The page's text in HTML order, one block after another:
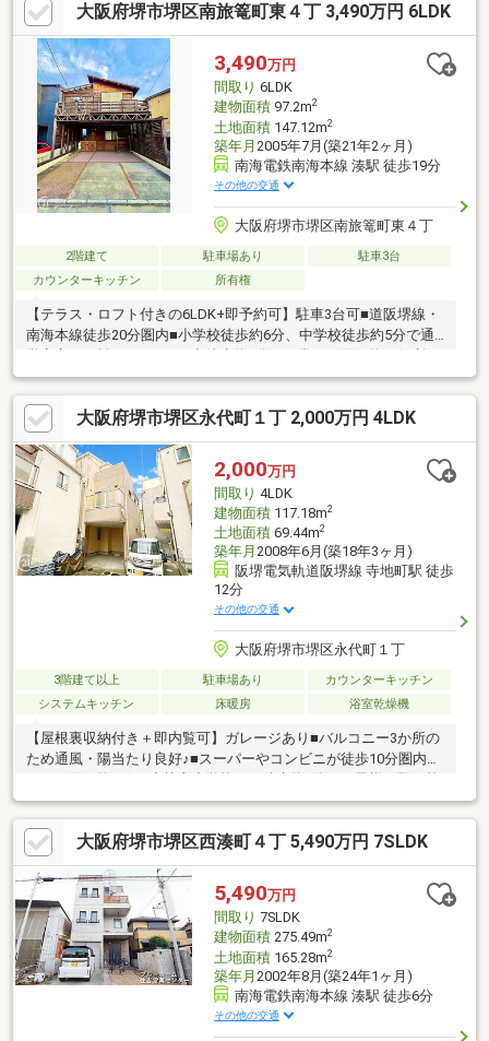
大阪府堺市堺区南旅篭町東４丁 3,490万円 6LDK
3,490万円
間取り 6LDK
建物面積97.2m2
土地面積147.12m2
築年月 2005年7月(築21年2ヶ月)
南海電鉄南海本線 湊駅 徒歩19分
その他の交通
大阪府堺市堺区南旅篭町東４丁
2階建て 駐車場あり
駐車3台
カウンターキッチン
所有権
【テラス・ロフト付きの6LDK+即予約可】駐車3台可■道阪堺線・
南海本線徒歩20分圏内■小学校徒歩約6分、中学校徒歩約5分で通
す
大阪府堺市堺区永代町１丁 2,000万円 4LDK
2,000万円
間取り 4LDK
建物面積117.18m2
土地面積69.44m2
築年月 2008年6月(築18年3ヶ月)
阪堺電気軌道阪堺線 寺地町駅 徒歩
12分
その他の交通
大阪府堺市堺区永代町１丁
3階建て以上 駐車場あり
カウンターキッチン
システムキッチン
床暖房 浴室乾燥機
【屋根裏収納付き＋即内覧可】ガレージあり■バルコニー3か所の
ため通風・陽当たり良好♪■スーパーやコンビニが徒歩10分圏内に
も安心
大阪府堺市堺区西湊町４丁 5,490万円 7SLDK
5,490万円
間取り 7SLDK
建物面積275.49m2
土地面積165.28m2
築年月 2002年8月(築24年1ヶ月)
南海電鉄南海本線 湊駅 徒歩6分
その他の交通